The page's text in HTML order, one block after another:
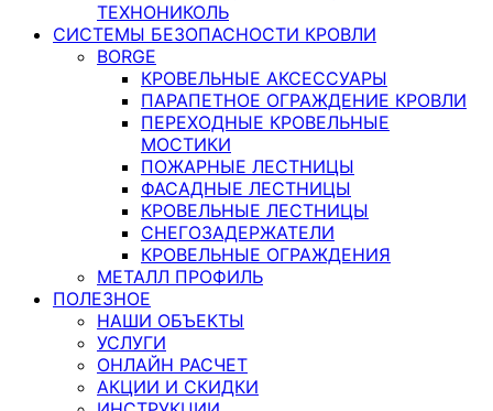
ТЕХНОНИКОЛЬ
СИСТЕМЫ БЕЗОПАСНОСТИ КРОВЛИ
BORGE
КРОВЕЛЬНЫЕ АКСЕССУАРЫ
ПАРАПЕТНОЕ ОГРАЖДЕНИЕ КРОВЛИ
ПЕРЕХОДНЫЕ КРОВЕЛЬНЫЕ
МОСТИКИ
ПОЖАРНЫЕ ЛЕСТНИЦЫ
ФАСАДНЫЕ ЛЕСТНИЦЫ
КРОВЕЛЬНЫЕ ЛЕСТНИЦЫ
СНЕГОЗАДЕРЖАТЕЛИ
КРОВЕЛЬНЫЕ ОГРАЖДЕНИЯ
МЕТАЛЛ ПРОФИЛЬ
ПОЛЕЗНОЕ
НАШИ ОБЪЕКТЫ
УСЛУГИ
ОНЛАЙН РАСЧЕТ
АКЦИИ И СКИДКИ